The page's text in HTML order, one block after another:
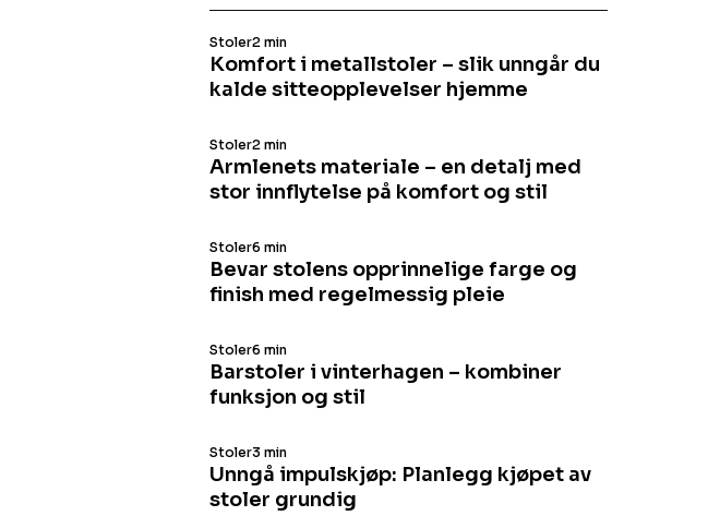
Komfort i metallstoler – slik unngår du
kalde sitteopplevelser hjemme
Stoler2 min
Armlenets materiale – en detalj med
stor innflytelse på komfort og stil
Stoler2 min
Bevar stolens opprinnelige farge og
finish med regelmessig pleie
Stoler6 min
Barstoler i vinterhagen – kombiner
funksjon og stil
Stoler6 min
Unngå impulskjøp: Planlegg kjøpet av
stoler grundig
Stoler3 min